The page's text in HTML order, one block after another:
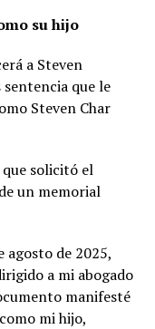
su hijo
a Steven
que le
Steven Char
solicitó el
un memorial
agosto de 2025,
a mi abogado
manifesté
mi hijo,